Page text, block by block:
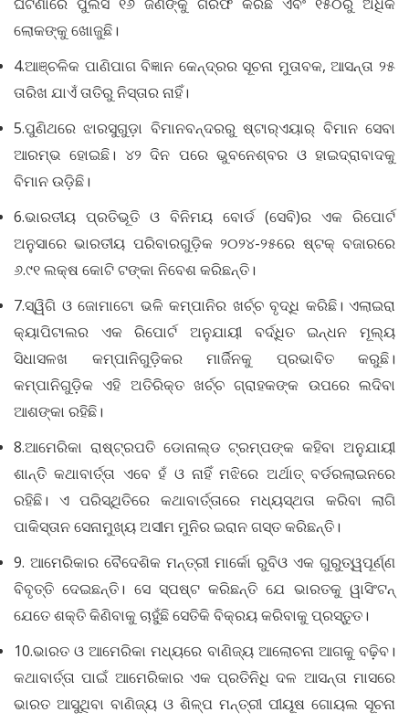
ଲୋକଙ୍କୁ ଖୋଜୁଛି।
4.ଆଞ୍ଚଳିକ ପାଣିପାଗ ବିଜ୍ଞାନ କେନ୍ଦ୍ରର ସୂଚନା ମୁତାବକ, ଆସନ୍ତା ୨୫
ତାରିଖ ଯାଏଁ ତାତିରୁ ନିସ୍ତାର ନାହିଁ।
5.ପୁଣିଥରେ ଝାରସୁଗୁଡ଼ା ବିମାନବନ୍ଦରରୁ ଷ୍ଟାର୍‌ଏୟାର୍ ବିମାନ ସେବା
ଆରମ୍ଭ ହୋଇଛି। ୪୨ ଦିନ ପରେ ଭୁବନେଶ୍ବର ଓ ହାଇଦ୍ରାବାଦକୁ
ବିମାନ ଉଡ଼ିଛି।
6.ଭାରତୀୟ ପ୍ରତିଭୂତି ଓ ବିନିମୟ ବୋର୍ଡ (ସେବି)ର ଏକ ରିପୋର୍ଟ
ଅନୁସାରେ ଭାରତୀୟ ପରିବାରଗୁଡ଼ିକ ୨୦୨୪-୨୫ରେ ଷ୍ଟକ୍‌ ବଜାରରେ
୬.୯୧ ଲକ୍ଷ କୋଟି ଟଙ୍କା ନିବେଶ କରିଛନ୍ତି।
7.ସ୍ୱିଗି ଓ ଜୋମାଟୋ ଭଳି କମ୍ପାନିର ଖର୍ଚ୍ଚ ବୃଦ୍ଧି କରିଛି। ଏଲାଇରା
କ୍ୟାପିଟାଲର ଏକ ରିପୋର୍ଟ ଅନୁଯାୟୀ ବର୍ଦ୍ଧିତ ଇନ୍ଧନ ମୂଲ୍ୟ
ସିଧାସଳଖ କମ୍ପାନିଗୁଡ଼ିକର ମାର୍ଜିନକୁ ପ୍ରଭାବିତ କରୁଛି।
କମ୍ପାନିଗୁଡ଼ିକ ଏହି ଅତିରିକ୍ତ ଖର୍ଚ୍ଚ ଗ୍ରାହକଙ୍କ ଉପରେ ଲଦିବା
ଆଶଙ୍କା ରହିଛି।
8.ଆମେରିକା ରାଷ୍ଟ୍ରପତି ଡୋନାଲ୍ଡ ଟ୍ରମ୍ପଙ୍କ କହିବା ଅନୁଯାୟୀ
ଶାନ୍ତି କଥାବାର୍ତ୍ତା ଏବେ ହଁ ଓ ନାହିଁ ମଝିରେ ଅର୍ଥାତ୍ ବର୍ଡରଲାଇନରେ
ରହିଛି। ଏ ପରିସ୍ଥିତିରେ କଥାବାର୍ତ୍ତାରେ ମଧ୍ୟସ୍ଥତା କରିବା ଲାଗି
ପାକିସ୍ତାନ ସେନାମୁଖ୍ୟ ଅସୀମ ମୁନିର ଇରାନ ଗସ୍ତ କରିଛନ୍ତି।
9. ଆମେରିକାର ବୈଦେଶିକ ମନ୍ତ୍ରୀ ମାର୍କୋ ରୁବିଓ ଏକ ଗୁରୁତ୍ୱପୂର୍ଣ୍ଣ
ବିବୃତ୍ତି ଦେଇଛନ୍ତି। ସେ ସ୍ପଷ୍ଟ କରିଛନ୍ତି ଯେ ଭାରତକୁ ୱାସିଂଟନ୍
ଯେତେ ଶକ୍ତି କିଣିବାକୁ ଚାହୁଁଛି ସେତିକି ବିକ୍ରୟ କରିବାକୁ ପ୍ରସ୍ତୁତ।
10.ଭାରତ ଓ ଆମେରିକା ମଧ୍ୟରେ ବାଣିଜ୍ୟ ଆଲୋଚନା ଆଗକୁ ବଢ଼ିବ।
କଥାବାର୍ତ୍ତା ପାଇଁ ଆମେରିକାର ଏକ ପ୍ରତିନିଧି ଦଳ ଆସନ୍ତା ମାସରେ
ଭାରତ ଆସୁଥିବା ବାଣିଜ୍ୟ ଓ ଶିଳ୍ପ ମନ୍ତ୍ରୀ ପୀୟୂଷ ଗୋୟଲ ସୂଚନା